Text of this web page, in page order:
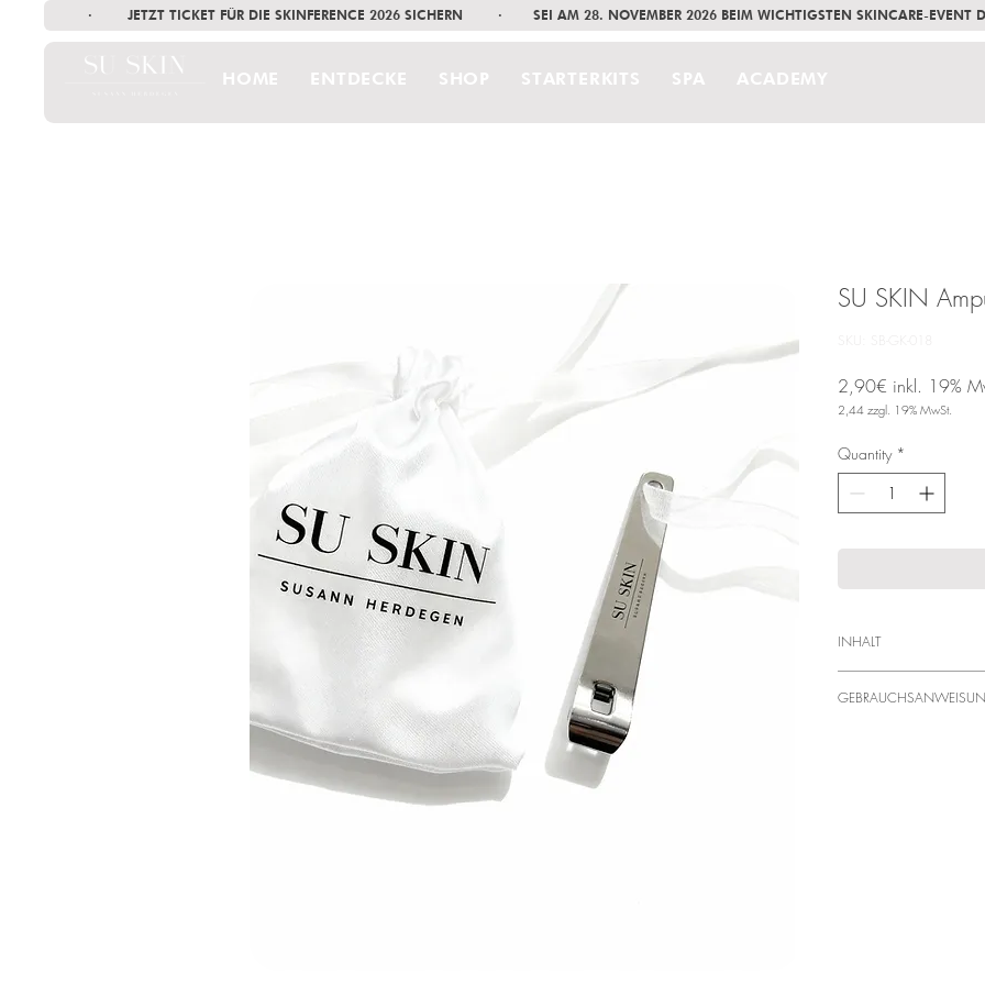
·        JETZT TICKET FÜR DIE SKINFERENCE 2026 SICHERN        ·       SEI AM 28. NOVEMBER 2026 BEIM WICHTIGSTEN SKINCARE-EVENT
HOME ENTDECKE SHOP STARTERKITS SPA ACADEMY
SU SKIN
2,90€ inkl. 19%
2,44 zzgl. 19% MwSt.
Quantity *
INHALT